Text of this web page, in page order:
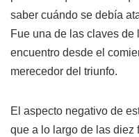
saber cuándo se debía
Fue una de las claves de
encuentro desde el
merecedor del triunfo.
El aspecto negativo de
que a lo largo de las diez